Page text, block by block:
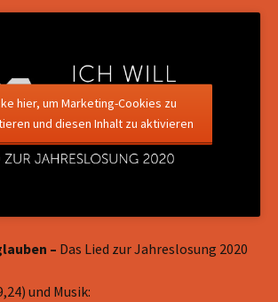
hier, um Marketing-Cookies zu
und diesen Inhalt zu aktivieren
– Das Lied zur Jahreslosung 2020
und Musik: